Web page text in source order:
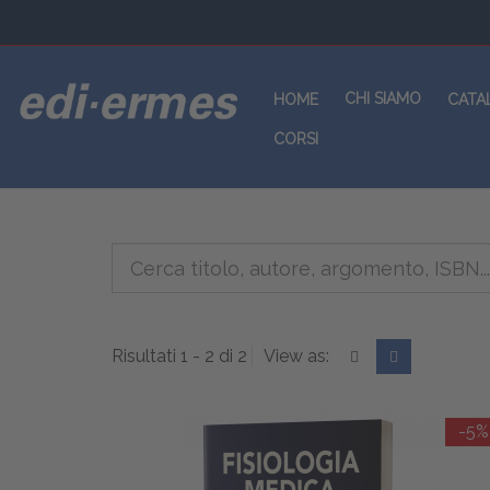
HOME CHI SIAMO
CORSI
Risultati 1 - 2 di 2 View as:
-5%